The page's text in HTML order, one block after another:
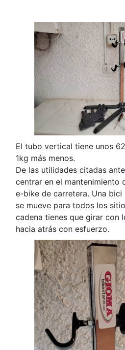
El tubo vertical tiene unos
1kg más menos.
De las utilidades citadas
centrar en el mantenimiento
e-bike de carretera. Una bici
se mueve para todos los
cadena tienes que girar con
hacia atrás con esfuerzo.